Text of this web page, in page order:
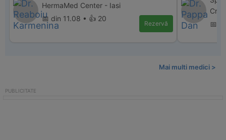
HermaMed Center - Iasi
📅 din 11.08 • 👍 20
Rezervă
📅
Mai multi medici >